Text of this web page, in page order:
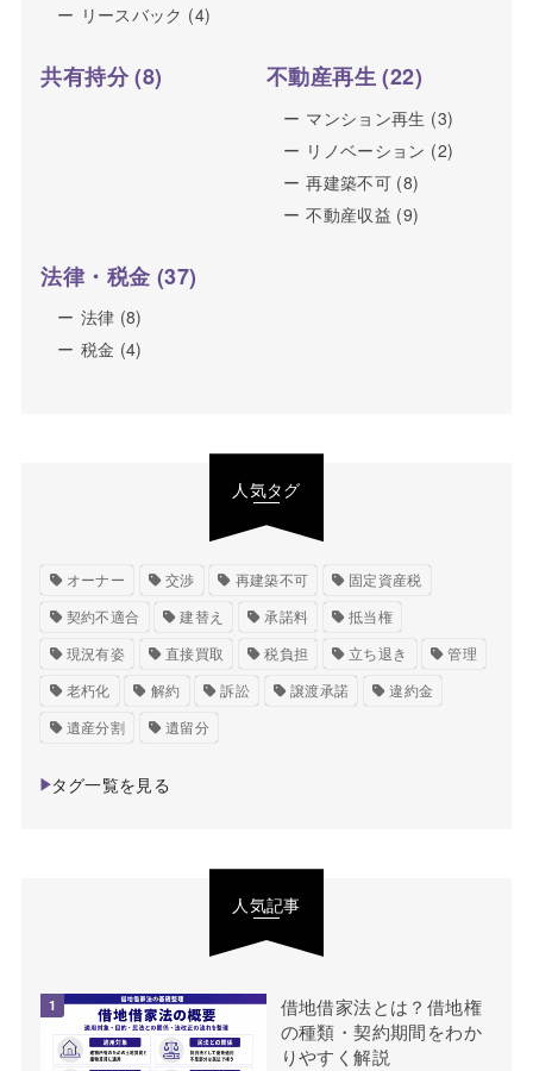
リースバック (4)
共有持分(8) 不動産再生(22)
マンション再生 (3)
リノベーション (2)
再建築不可 (8)
不動産収益 (9)
法律・税金 (37)
法律 (8)
税金 (4)
人気タグ
オーナー 交渉 再建築不可
固定資産税
契約不適合
建替え 承諾料
抵当権
現況有姿
直接買取 税負担 立ち退き
管理
老朽化
解約 訴訟 譲渡承諾
違約金
遺産分割
遺留分
タグ一覧を見る
人気記事
借地借家法とは？借地権
の種類・契約期間をわか
りやすく解説